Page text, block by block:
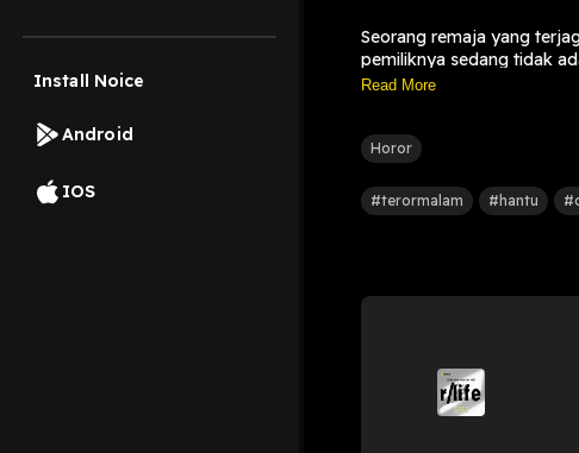
Install Noice
Android
IOS
Seorang remaja yang
pemiliknya sedang tidak
meminta tolong melalui
Narrator: Ardi (AI)
Editor: Pod in the Box
Backsound: Mysterysound
Read More
Horor
#terormalam #hantu